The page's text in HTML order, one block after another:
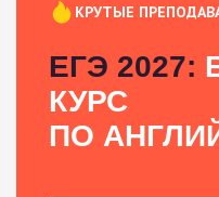
КРУТЫЕ
ЕГЭ 2027:
КУРС
ПО